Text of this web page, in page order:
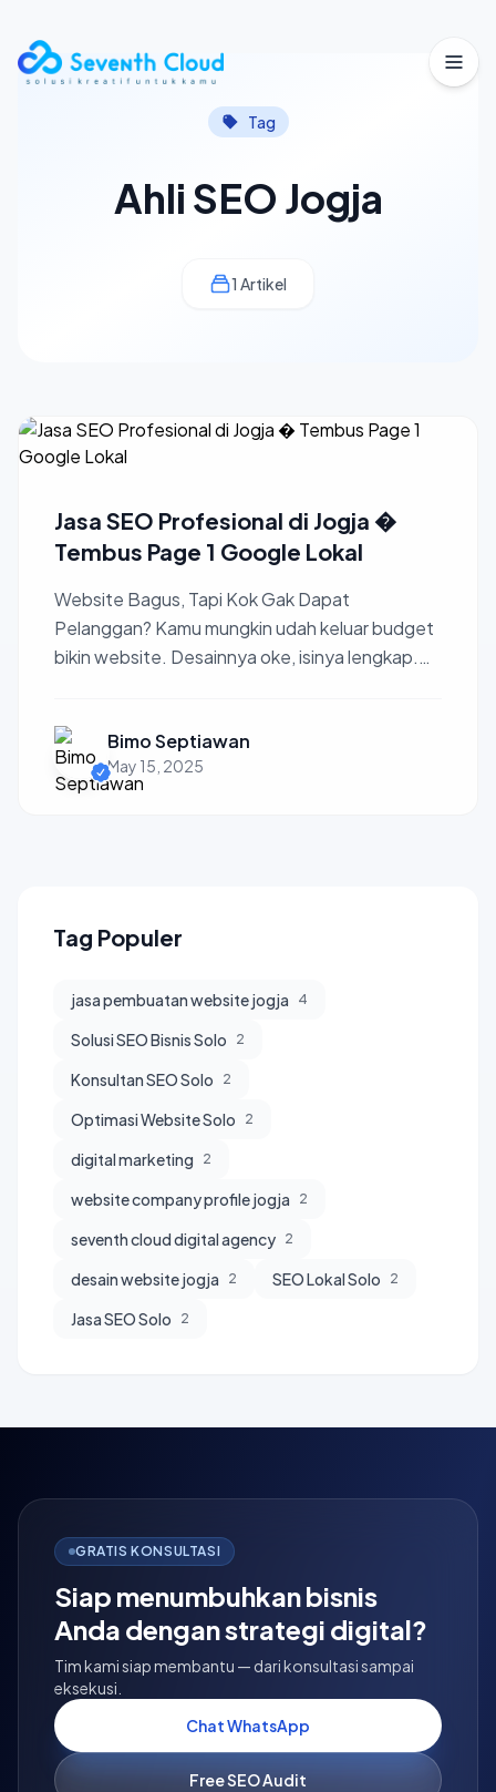
Tag
Ahli SEO Jogja
1 Artikel
Jasa SEO Profesional di Jogja �
Tembus Page 1 Google Lokal
Website Bagus, Tapi Kok Gak Dapat
Pelanggan? Kamu mungkin udah keluar budget
bikin website. Desainnya oke, isinya lengkap.
Bimo Septiawan
May 15, 2025
Tag Populer
jasa pembuatan website jogja 4
Solusi SEO Bisnis Solo 2
Konsultan SEO Solo 2
Optimasi Website Solo 2
digital marketing 2
website company profile jogja 2
seventh cloud digital agency 2
desain website jogja 2 SEO Lokal Solo 2
Jasa SEO Solo 2
GRATIS KONSULTASI
Siap menumbuhkan bisnis
Anda dengan strategi digital?
Tim kami siap membantu — dari konsultasi sampai
eksekusi.
Chat WhatsApp
Free SEO Audit